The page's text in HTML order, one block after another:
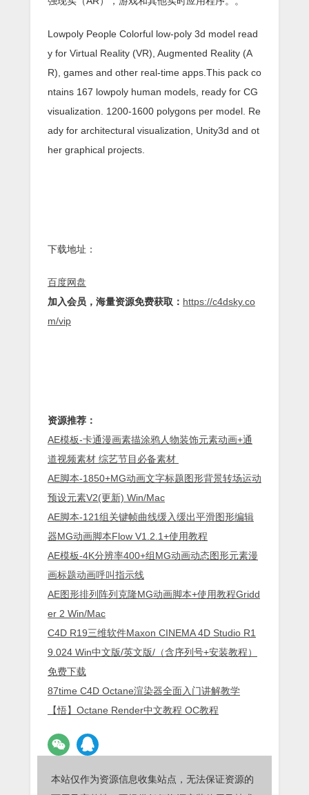
Lowpoly People Colorful low-poly 3d model read
y for Virtual Reality (VR), Augmented Reality (A
R), games and other real-time apps.This pack co
ntains 167 lowpoly human models, ready for CG
visualization. 1200-1600 polygons per model. Re
ady for architectural visualization, Unity3d and ot
her graphical projects.
下载地址：
百度网盘
加入会员，海量资源免费获取： https://c4dsky.co
m/vip
资源推荐：
AE模板-卡通漫画素描涂鸦人物装饰元素动画+通
道视频素材 综艺节目必备素材
AE脚本-1850+MG动画文字标题图形背景转场运动
预设元素V2(更新) Win/Mac
AE脚本-121组关键帧曲线缓入缓出平滑图形编辑
器MG动画脚本Flow V1.2.1+使用教程
AE模板-4K分辨率400+组MG动画动态图形元素漫
画标题动画呼叫指示线
AE图形排列阵列克隆MG动画脚本+使用教程Gridd
er 2 Win/Mac
C4D R19三维软件Maxon CINEMA 4D Studio R1
9.024 Win中文版/英文版/（含序列号+安装教程）
免费下载
87time C4D Octane渲染器全面入门讲解教学
【悟】Octane Render中文教程 OC教程
本站仅作为资源信息收集站点，无法保证资源的